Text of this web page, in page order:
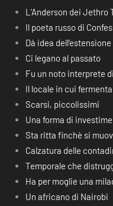
L’Anderson dei Jethro
Il poeta russo di
Dà idea
Ci legano al passato
Fu un noto interprete
Il locale in cui
Scarsi, piccolissimi
Una forma di
Sta ritta finchè si
Calzatura delle
Temporale che
Ha per moglie una
Un africano di Nairobi